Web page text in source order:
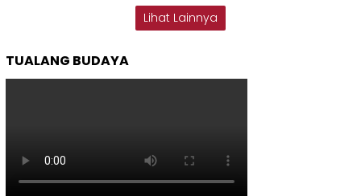
Lihat Lainnya
TUALANG BUDAYA